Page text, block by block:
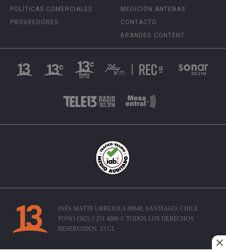
POLÍTICAS COMERCIALES
PROVEEDORES
MEDICIÓN ANTENAS
CONTACTO
BRANDED CONTENT
INÉS MATTE URREJOLA #0848, SANTIAGO, CHILE
FONO (562) 2 251 4000 © TODOS LOS DERECHOS
RESERVADOS. 13.CL